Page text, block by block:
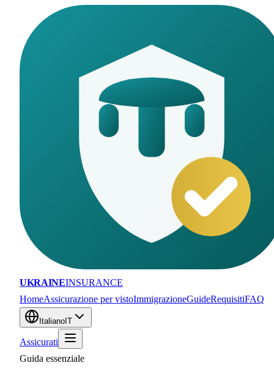
UKRAINEINSURANCE
HomeAssicurazione per vistoImmigrazioneGuideRequisitiFAQ
Italiano IT
Assicurati
Guida essenziale